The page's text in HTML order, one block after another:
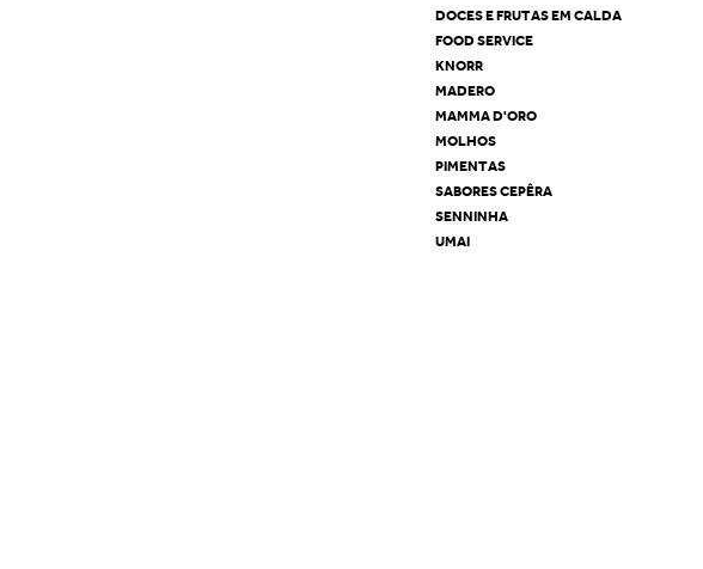
DOCES E FRUTAS EM CALDA
FOOD SERVICE
KNORR
MADERO
MAMMA D'ORO
MOLHOS
PIMENTAS
SABORES CEPÊRA
SENNINHA
UMAI